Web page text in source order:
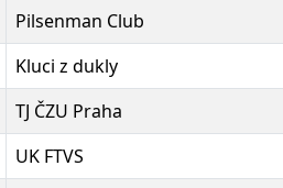
Pilsenman Club
Kluci z dukly
TJ ČZU Praha
UK FTVS